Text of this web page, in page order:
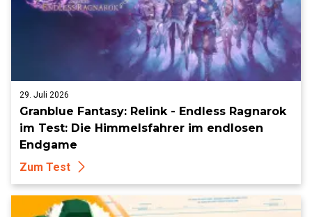
29. Juli 2026
Granblue Fantasy: Relink - Endless Ragnarok
im Test: Die Himmelsfahrer im endlosen
Endgame
Zum Test